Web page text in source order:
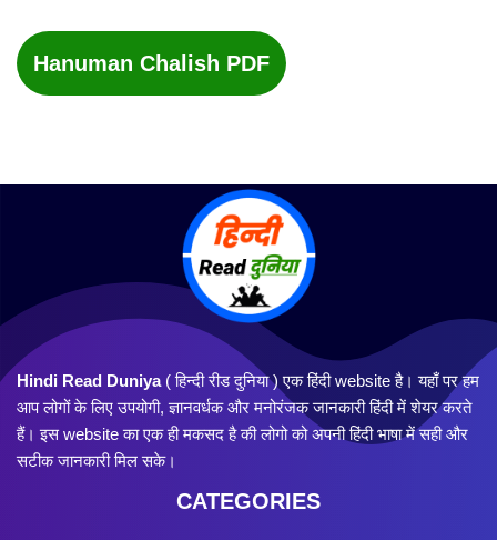
Hanuman Chalish PDF
Hindi Read Duniya( हिन्दी रीड दुनिया ) एक हिंदी website है। यहाँ पर हम
आप लोगों के लिए उपयोगी, ज्ञानवर्धक और मनोरंजक जानकारी हिंदी में शेयर करते
हैं। इस website का एक ही मकसद है की लोगो को अपनी हिंदी भाषा में सही और
सटीक जानकारी मिल सके।
CATEGORIES